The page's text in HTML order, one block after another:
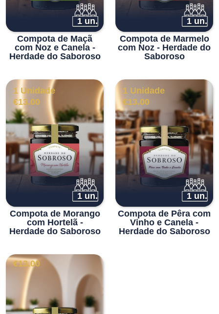
1 un.
Compota de Maçã
com Noz e Canela -
Herdade do Saboroso
1 un.
Compota de Marmelo
com Noz - Herdade do
Saboroso
1 Unidade
€13.00
1 un.
Compota de Morango
com Hortelã -
Herdade do Saboroso
1 Unidade
€13.00
1 un.
Compota de Pêra com
Vinho e Canela -
Herdade do Saboroso
€13.00